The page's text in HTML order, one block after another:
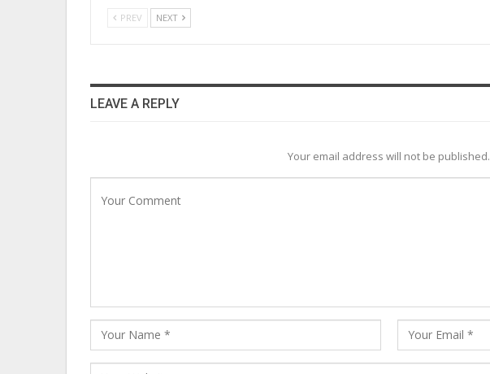
PREV NEXT
LEAVE A REPLY
Your email address will not be published.